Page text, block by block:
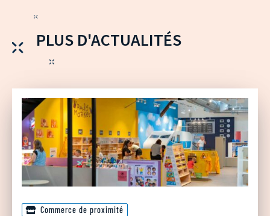
PLUS D'ACTUALITÉS
Commerce de proximité